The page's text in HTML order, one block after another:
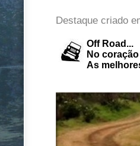
Destaque criado
Off Road...
No
As